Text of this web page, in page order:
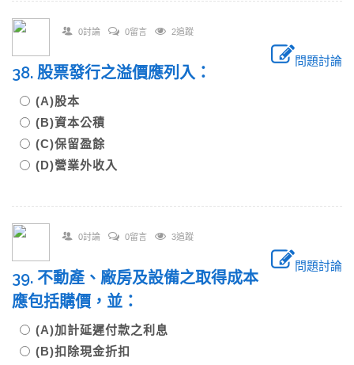
0討論 0留言 2追蹤
問題討論
38. 股票發行之溢價應列入：
(A)股本
(B)資本公積
(C)保留盈餘
(D)營業外收入
0討論 0留言 3追蹤
問題討論
39. 不動產、廠房及設備之取得成本
應包括購價，並：
(A)加計延遲付款之利息
(B)扣除現金折扣